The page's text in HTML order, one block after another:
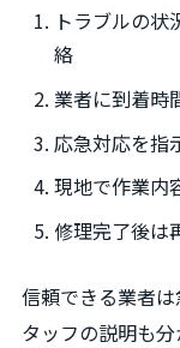
トラブルの
絡
業者に到着時
応急対応を指
現地で作業内
修理完了後は
信頼できる業者
タッフの説明も分